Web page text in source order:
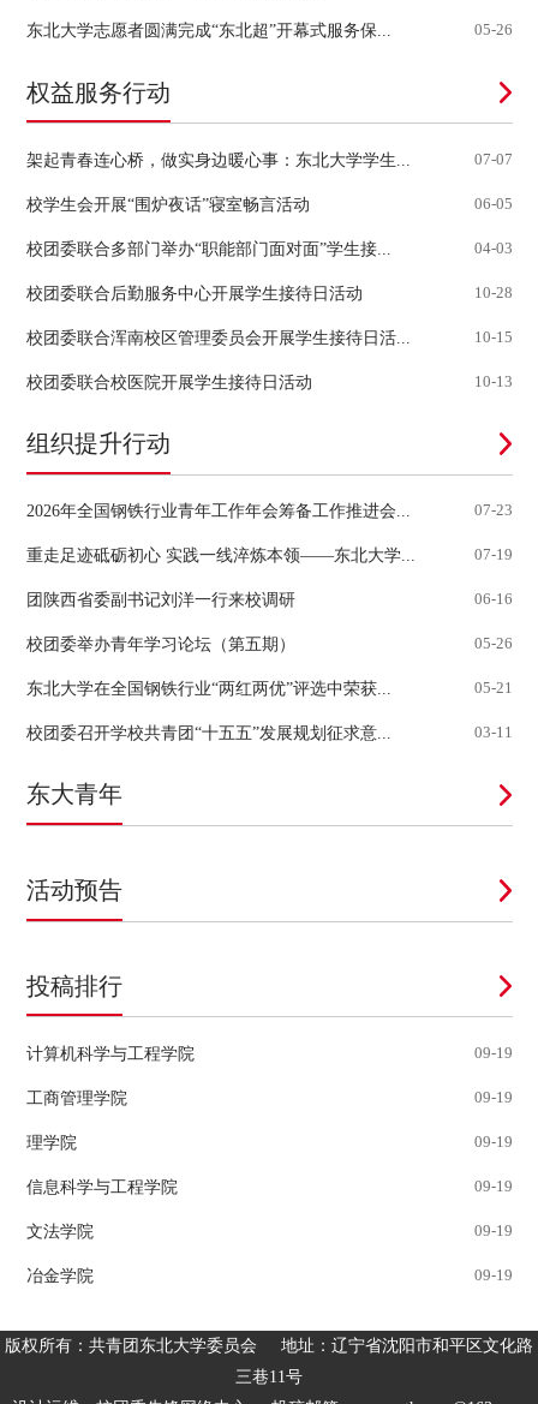
东北大学志愿者圆满完成“东北超”开幕式服务保... 05-26
权益服务行动
架起青春连心桥，做实身边暖心事：东北大学学生... 07-07
校学生会开展“围炉夜话”寝室畅言活动 06-05
校团委联合多部门举办“职能部门面对面”学生接... 04-03
校团委联合后勤服务中心开展学生接待日活动 10-28
校团委联合浑南校区管理委员会开展学生接待日活... 10-15
校团委联合校医院开展学生接待日活动 10-13
组织提升行动
2026年全国钢铁行业青年工作年会筹备工作推进会... 07-23
重走足迹砥砺初心 实践一线淬炼本领——东北大学... 07-19
团陕西省委副书记刘洋一行来校调研 06-16
校团委举办青年学习论坛（第五期） 05-26
东北大学在全国钢铁行业“两红两优”评选中荣获... 05-21
校团委召开学校共青团“十五五”发展规划征求意... 03-11
东大青年
活动预告
投稿排行
计算机科学与工程学院 09-19
工商管理学院 09-19
理学院 09-19
信息科学与工程学院 09-19
文法学院 09-19
冶金学院 09-19
版权所有：共青团东北大学委员会 地址：辽宁省沈阳市和平区文化路
三巷11号